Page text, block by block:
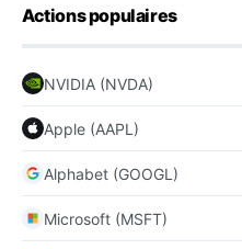
Actions populaires
NVIDIA (NVDA)
Apple (AAPL)
Alphabet (GOOGL)
Microsoft (MSFT)